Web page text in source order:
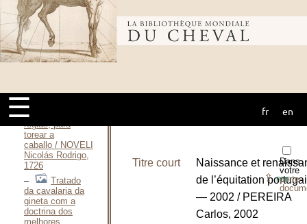
Bibliothèque
mondiale du
cheval
☰ fr en
enfrenamientos
de la
gineta / MANZÁNAS
Eugenio, 1570
Doma, acozo
y
Cartilla,
en que se
proponen las
reglas, para
torear a
caballo / NOVELI
Nicolás Rodrigo,
1726
Tratado
da cavalaria da
gineta com a
doctrina dos
melhores
Dans
votre
porte-
⇪PDF
Titre court
Naissance et
de l’équitation
— 2002 / PEREIRA
Carlos, 2002